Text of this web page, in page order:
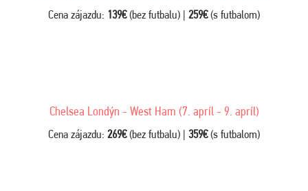
Cena zájazdu: 139€(bez futbalu) | 259€(s futbalom)
Chelsea Londýn - West Ham (7. apríl - 9. apríl)
Cena zájazdu: 269€(bez futbalu) | 359€(s futbalom)